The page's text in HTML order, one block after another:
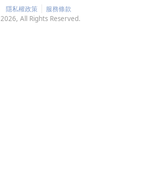
隱私權政策
服務條款
2026, All Rights Reserved.